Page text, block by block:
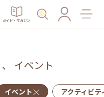
ガイド・マガジン
、 イベント
イベント アクティビテ